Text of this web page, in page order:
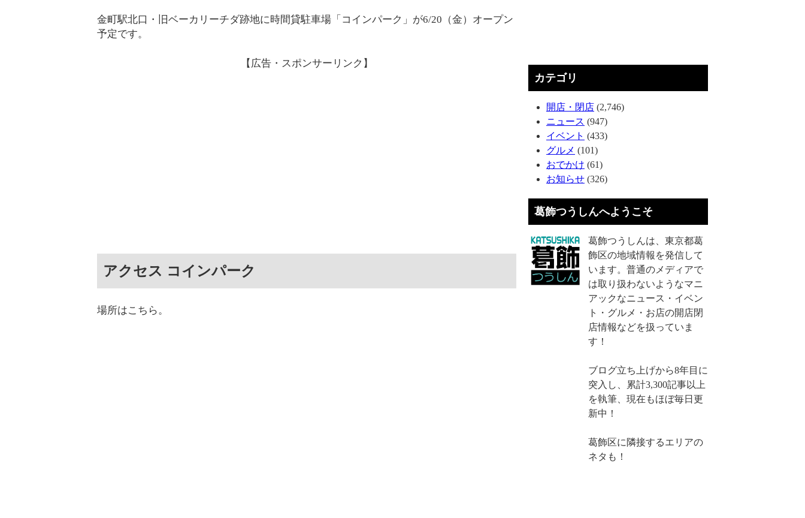
金町駅北口・旧ベーカリーチダ跡地に時間貸駐車場「コインパーク」が6/20（金）オープン
予定です。
【広告・スポンサーリンク】
アクセス コインパーク
場所はこちら。
カテゴリ
開店・閉店 (2,746)
ニュース (947)
イベント (433)
グルメ (101)
おでかけ (61)
お知らせ (326)
葛飾つうしんへようこそ
葛飾つうしんは、東京都葛
飾区の地域情報を発信して
います。普通のメディアで
は取り扱わないようなマニ
アックなニュース・イベン
ト・グルメ・お店の開店閉
店情報などを扱っていま
す！
ブログ立ち上げから8年目に
突入し、累計3,300記事以上
を執筆、現在もほぼ毎日更
新中！
葛飾区に隣接するエリアの
ネタも！